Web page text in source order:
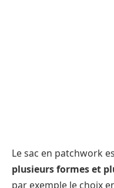
Le sac en patchwork
plusieurs formes et
par exemple le choix